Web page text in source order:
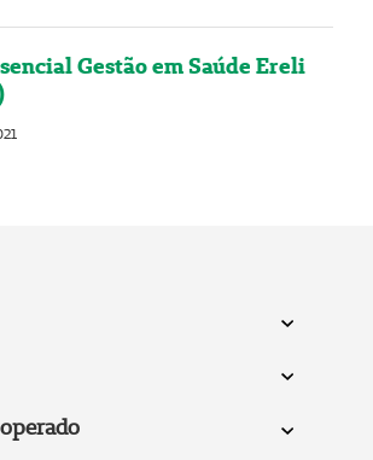
Gestão em Saúde Ereli